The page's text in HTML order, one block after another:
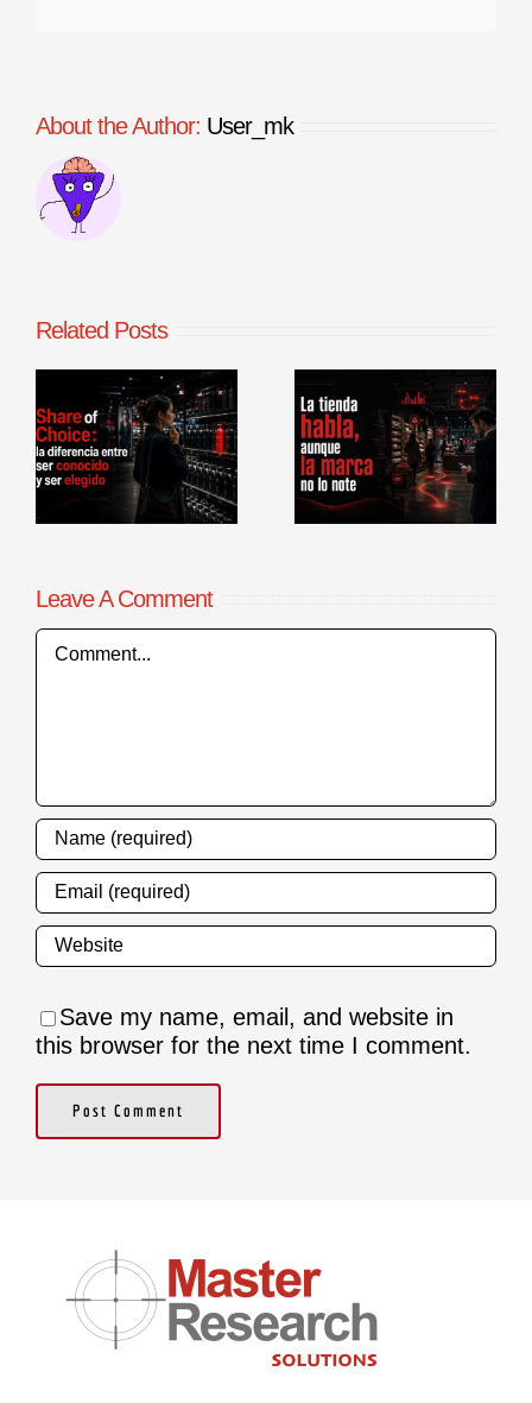
About the Author: User_mk
Related Posts
La tienda
habla, aunque
la marca no lo
note
Benchmarking
de procesos
comerciales en
punto de venta
Leave A Comment
Comment
Save my name, email, and website in
this browser for the next time I comment.